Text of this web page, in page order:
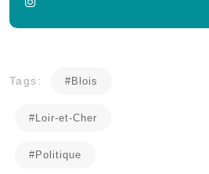
Tags: #Blois
#Loir-et-Cher
#Politique